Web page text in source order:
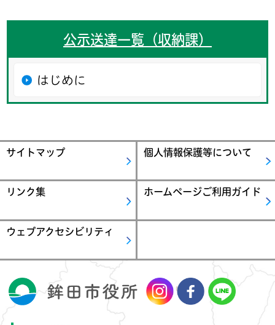
公示送達一覧（収納課）
はじめに
サイトマップ 個人情報保護等について
リンク集 ホームページご利用ガイド
ウェブアクセシビリティ